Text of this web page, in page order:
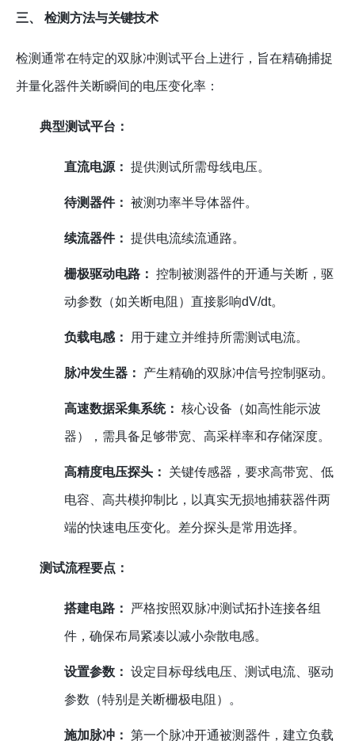
三、 检测方法与关键技术
检测通常在特定的双脉冲测试平台上进行，旨在精确捕捉
并量化器件关断瞬间的电压变化率：
典型测试平台：
直流电源： 提供测试所需母线电压。
待测器件： 被测功率半导体器件。
续流器件： 提供电流续流通路。
栅极驱动电路： 控制被测器件的开通与关断，驱
动参数（如关断电阻）直接影响dV/dt。
负载电感： 用于建立并维持所需测试电流。
脉冲发生器： 产生精确的双脉冲信号控制驱动。
高速数据采集系统： 核心设备（如高性能示波
器），需具备足够带宽、高采样率和存储深度。
高精度电压探头： 关键传感器，要求高带宽、低
电容、高共模抑制比，以真实无损地捕获器件两
端的快速电压变化。差分探头是常用选择。
测试流程要点：
搭建电路： 严格按照双脉冲测试拓扑连接各组
件，确保布局紧凑以减小杂散电感。
设置参数： 设定目标母线电压、测试电流、驱动
参数（特别是关断栅极电阻）。
施加脉冲： 第一个脉冲开通被测器件，建立负载